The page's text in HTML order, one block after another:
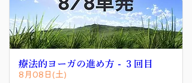
療法的ヨーガの進め方 - ３回目
8月08日(土)